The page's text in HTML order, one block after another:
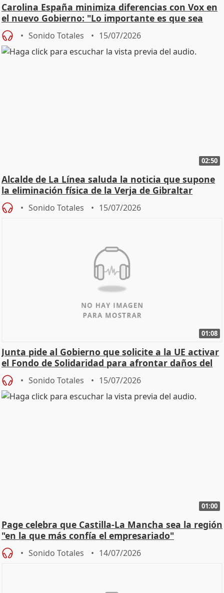
Carolina España minimiza diferencias con Vox en
el nuevo Gobierno: "Lo importante es que sea
una leg
Sonido Totales 15/07/2026
02:50
Alcalde de La Línea saluda la noticia que supone
la eliminación física de la Verja de Gibraltar
Sonido Totales 15/07/2026
01:08
Junta pide al Gobierno que solicite a la UE activar
el Fondo de Solidaridad para afrontar daños del
Sonido Totales 15/07/2026
01:00
Page celebra que Castilla-La Mancha sea la región
"en la que más confía el empresariado"
Sonido Totales 14/07/2026